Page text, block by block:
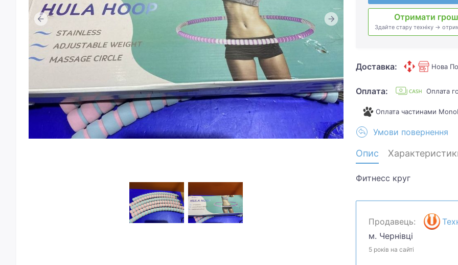
Отримати
Здайте стару техніку →
Доставка: Нова
Оплата: Оплата
Оплата частинами
Умови повернення
Опис
Фитнесс круг
Продавець:
м. Чернівці
5 років на сайті